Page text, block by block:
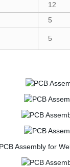
12
5
5